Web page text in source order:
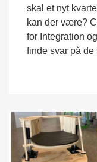
skal et nyt
kan der være?
for Integration
finde svar på de